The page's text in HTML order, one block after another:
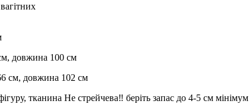
довжина 100 см
см, довжина 102 см
тканина Не стрейчева‼️ беріть запас до 4-5 см мінімум